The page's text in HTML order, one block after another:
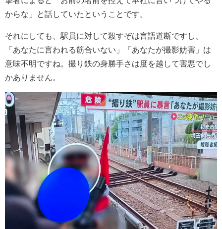
からな」と話していたということです。
それにしても、駅員に対して殺すぞは言語道断ですし、
「あなたに言われる筋合いない」「あなたが撮影妨害」は
意味不明ですね。撮り鉄の身勝手さは度を越して害悪でし
かありません。